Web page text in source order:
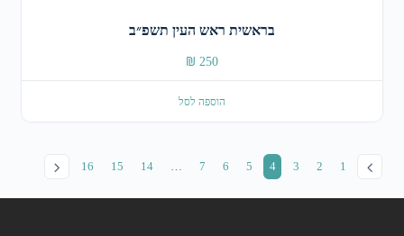
בראשית ראש העין תשפ״ב
₪ 250
הוספה לסל
1
2
3
4
5
6
7
14
15
16